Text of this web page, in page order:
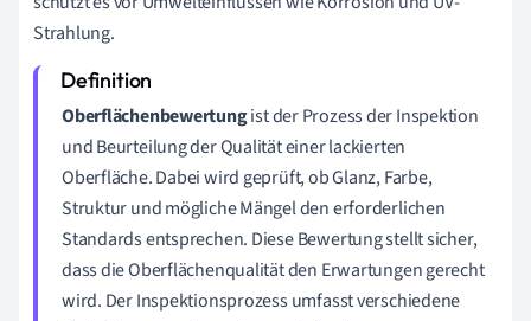
Strahlung.
Oberflächenbewertungist der Prozess der Inspektion
und Beurteilung der Qualität einer lackierten
Oberfläche. Dabei wird geprüft, ob Glanz, Farbe,
Struktur und mögliche Mängel den erforderlichen
Standards entsprechen. Diese Bewertung stellt sicher,
dass die Oberflächenqualität den Erwartungen gerecht
wird. Der Inspektionsprozess umfasst verschiedene